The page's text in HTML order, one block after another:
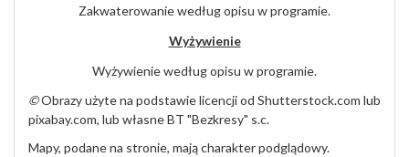
Zakwaterowanie według opisu w programie.
Wyżywienie
Wyżywienie według opisu w programie.
©️Obrazy użyte na podstawie licencji od Shutterstock.com lub
pixabay.com, lub własne BT "Bezkresy" s.c.
Mapy, podane na stronie, mają charakter podglądowy.